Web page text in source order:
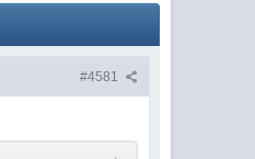
#4581